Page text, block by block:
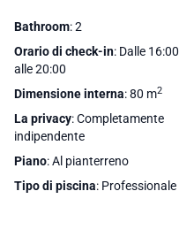
Bathroom: 2
Orario di check-in: Dalle 16:00
alle 20:00
Dimensione interna: 80 m2
La privacy: Completamente
indipendente
Piano: Al pianterreno
Tipo di piscina: Professionale